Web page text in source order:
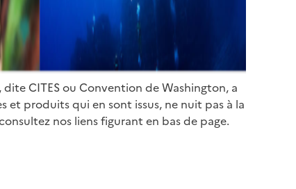
CITES ou Convention de Washington, a
et produits qui en sont issus, ne nuit pas à la
nos liens figurant en bas de page.